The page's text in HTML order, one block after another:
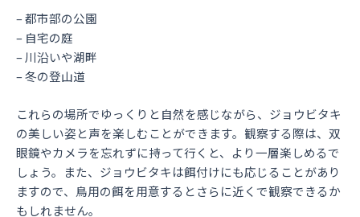
– 都市部の公園
– 自宅の庭
– 川沿いや湖畔
– 冬の登山道
これらの場所でゆっくりと自然を感じながら、ジョウビタキ
の美しい姿と声を楽しむことができます。観察する際は、双
眼鏡やカメラを忘れずに持って行くと、より一層楽しめるで
しょう。また、ジョウビタキは餌付けにも応じることがあり
ますので、鳥用の餌を用意するとさらに近くで観察できるか
もしれません。